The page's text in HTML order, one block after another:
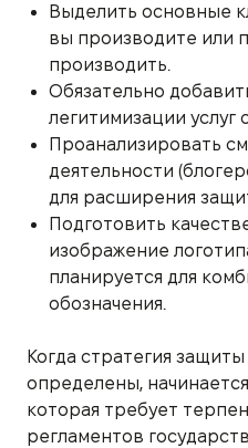
Выделить основные
вы производите или
производить.
Обязательно
легитимизации услуг
Проанализировать
деятельности
для расширения
Подготовить
изображение
планируется для
обозначения.
Когда стратегия
определены,
которая требует
регламентов